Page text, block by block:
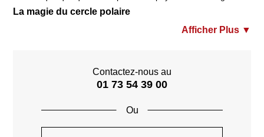
La magie du cercle polaire
sont la carte postale du Nord du pays. Les
de quiétude. Les paysages de montagnes et de pics séduisent,
la riche faune et flore animent la découverte. Été comme hiver
Contactez-nous au
01 73 54 39 00